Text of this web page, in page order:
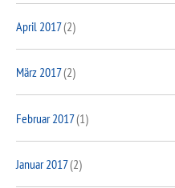
April 2017(2)
März 2017(2)
Februar 2017(1)
Januar 2017(2)